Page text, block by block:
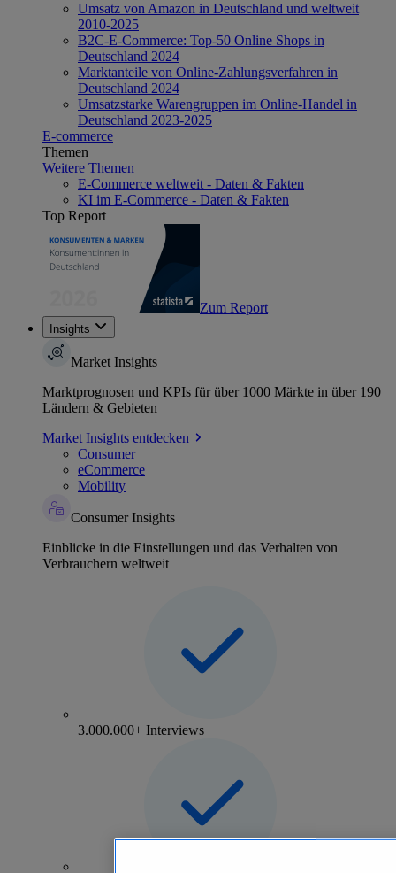
Umsatz von Amazon in Deutschland und weltweit
2010-2025
B2C-E-Commerce: Top-50 Online Shops in
Deutschland 2024
Marktanteile von Online-Zahlungsverfahren in
Deutschland 2024
Umsatzstarke Warengruppen im Online-Handel in
Deutschland 2023-2025
E-commerce
Themen
Weitere Themen
E-Commerce weltweit - Daten & Fakten
KI im E-Commerce - Daten & Fakten
Top Report
Zum Report
Insights
Market Insights
Marktprognosen und KPIs für über 1000 Märkte in über 190
Ländern & Gebieten
Market Insights entdecken
Consumer
eCommerce
Mobility
Consumer Insights
Einblicke in die Einstellungen und das Verhalten von
Verbrauchern weltweit
3.000.000+ Interviews